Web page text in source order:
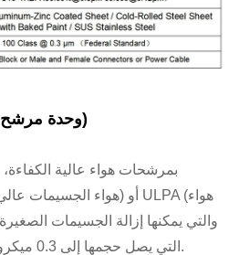
مميزات FFU (وحدة مرشح المروحة)
التي يصل حجمها إلى 0.3 ميكرون بدرجة عالية من الكفاءة.